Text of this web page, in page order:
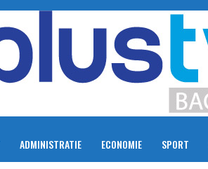
ADMINISTRATIE ECONOMIE SPORT